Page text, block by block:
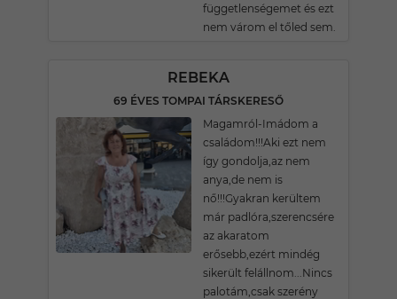
függetlenségemet és ezt
nem várom el tőled sem.
REBEKA
69 ÉVES TOMPAI TÁRSKERESŐ
Magamról-Imádom a
családom!!!Aki ezt nem
így gondolja,az nem
anya,de nem is
nő!!!Gyakran kerültem
már padlóra,szerencsére
az akaratom
erősebb,ezért mindég
sikerült felállnom...Nincs
palotám,csak szerény